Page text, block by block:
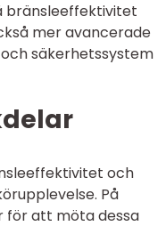
bränsleeffektivitet
mer avancerade
säkerhetssystem
och
På
för att möta dessa